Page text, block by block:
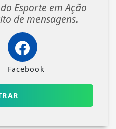
Esporte em Ação
de mensagens.
Facebook